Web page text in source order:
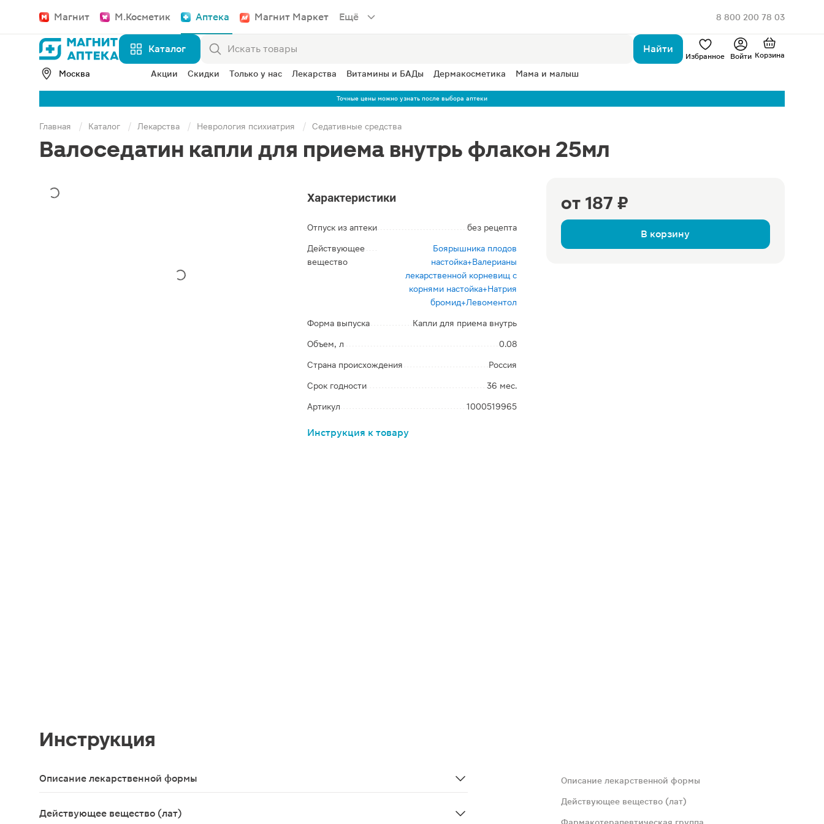
Магнит М.Косметик Аптека Магнит Маркет Ещё 8 800 200 78 03
Каталог Найти
Избранное Войти Корзина
Москва Акции Скидки Только у нас Лекарства Витамины и БАДы Дермакосметика Мама и малыш
Точные цены можно узнать после выбора аптеки
Главная Каталог Лекарства Неврология психиатрия Седативные средства
Валоседатин капли для приема внутрь флакон 25мл
от 187 ₽
В корзину
Характеристики
Отпуск из аптеки без рецепта
Действующее
вещество
Боярышника плодов
настойка+Валерианы
лекарственной корневищ с
корнями настойка+Натрия
бромид+Левоментол
Форма выпуска Капли для приема внутрь
Объем, л 0.08
Страна происхождения Россия
Срок годности 36 мес.
Артикул 1000519965
Инструкция к товару
Инструкция
Описание лекарственной формы
Капли для приема внутрь в виде прозрачной жидкости светло-коричневого цвета, с запахом валерианы. 25 мл - флаконы-капельницы темного стекла (1) - пачки
Действующее вещество (лат)
Описание лекарственной формы
Действующее вещество (лат)